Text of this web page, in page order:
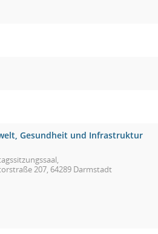
Gesundheit und Infrastruktur
207, 64289 Darmstadt